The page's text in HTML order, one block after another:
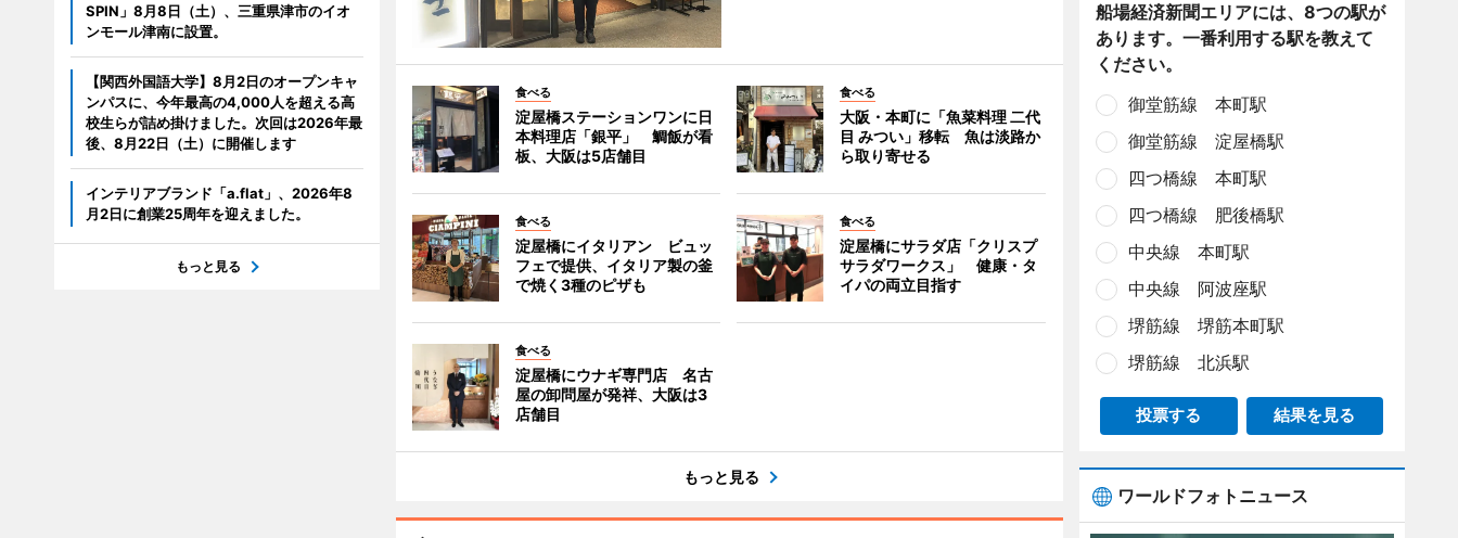
食べる
淀屋橋ステーションワンに日
本料理店「銀平」 鯛飯が看
板、大阪は5店舗目
食べる
大阪・本町に「魚菜料理 二代
目 みつい」移転 魚は淡路か
ら取り寄せる
食べる
淀屋橋にイタリアン ビュッ
フェで提供、イタリア製の釜
で焼く3種のピザも
食べる
淀屋橋にサラダ店「クリスプ
サラダワークス」 健康・タ
イパの両立目指す
食べる
淀屋橋にウナギ専門店 名古
屋の卸問屋が発祥、大阪は3
店舗目
もっと見る
SPIN」8月8日（土）、三重県津市のイオ
ンモール津南に設置。
【関西外国語大学】8月2日のオープンキャ
ンパスに、今年最高の4,000人を超える高
校生らが詰め掛けました。次回は2026年最
後、8月22日（土）に開催します
インテリアブランド「a.flat」、2026年8
月2日に創業25周年を迎えました。
もっと見る
船場経済新聞エリアには、8つの駅が
あります。一番利用する駅を教えて
ください。
御堂筋線 本町駅
御堂筋線 淀屋橋駅
四つ橋線 本町駅
四つ橋線 肥後橋駅
中央線 本町駅
中央線 阿波座駅
堺筋線 堺筋本町駅
堺筋線 北浜駅
投票する 結果を見る
ワールドフォトニュース